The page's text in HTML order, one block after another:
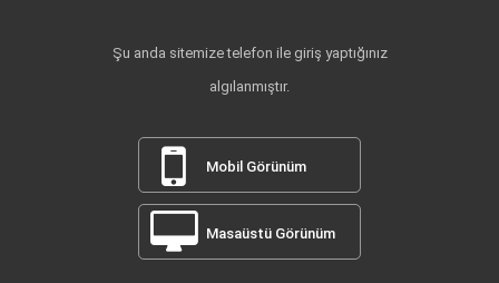
Şu anda sitemize telefon ile giriş yaptığınız
algılanmıştır.
Mobil Görünüm
Masaüstü Görünüm